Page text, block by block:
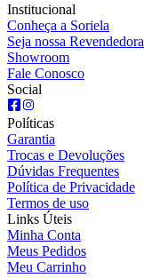
Institucional
Conheça a Soriela
Seja nossa Revendedora
Showroom
Fale Conosco
Social
Políticas
Garantia
Trocas e Devoluções
Dúvidas Frequentes
Política de Privacidade
Termos de uso
Links Úteis
Minha Conta
Meus Pedidos
Meu Carrinho